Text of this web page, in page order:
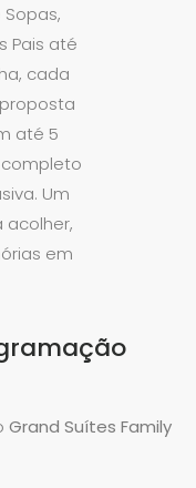
Pais até
cada
até 5
completo
Um
acolher,
em
Grand Suítes Family